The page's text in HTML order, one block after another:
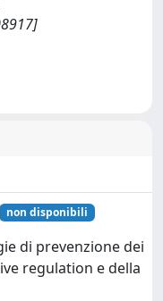
non disponibili
di prevenzione dei
regulation e della